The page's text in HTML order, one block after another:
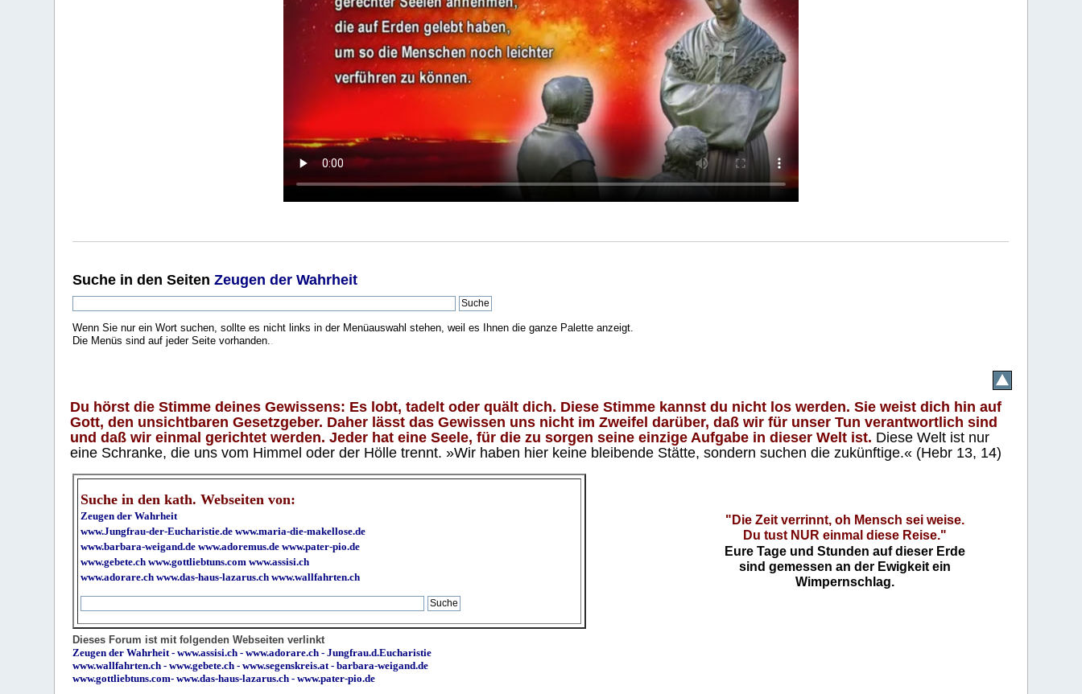
Suche in den SeitenZeugen der Wahrheit
Wenn Sie nur ein Wort suchen, sollte es nicht links in der Menüauswahl stehen, weil es Ihnen die ganze Palette anzeigt.
Die Menüs sind auf jeder Seite vorhanden..
Du hörst die Stimme deines Gewissens: Es lobt, tadelt oder quält dich. Diese Stimme kannst du nicht los werden. Sie weist dich hin auf
Gott, den unsichtbaren Gesetzgeber. Daher lässt das Gewissen uns nicht im Zweifel darüber, daß wir für unser Tun verantwortlich sind
und daß wir einmal gerichtet werden. Jeder hat eine Seele, für die zu sorgen seine einzige Aufgabe in dieser Welt ist. Diese Welt ist nur
eine Schranke, die uns vom Himmel oder der Hölle trennt. »Wir haben hier keine bleibende Stätte, sondern suchen die zukünftige.« (Hebr 13, 14)
Suche in den kath. Webseiten von:
Zeugen der Wahrheit
www.Jungfrau-der-Eucharistie.de www.maria-die-makellose.de
www.barbara-weigand.de www.adoremus.de www.pater-pio.de
www.gebete.ch www.gottliebtuns.com www.assisi.ch
www.adorare.ch www.das-haus-lazarus.ch www.wallfahrten.ch
"Die Zeit verrinnt, oh Mensch sei weise.
Du tust NUR einmal diese Reise."
Eure Tage und Stunden auf dieser Erde
sind gemessen an der Ewigkeit ein
Wimpernschlag.
Dieses Forum ist mit folgenden Webseiten verlinkt
Zeugen der Wahrheit-www.assisi.ch -www.adorare.ch -Jungfrau.d.Eucharistie
www.wallfahrten.ch -www.gebete.ch -www.segenskreis.at-barbara-weigand.de
www.gottliebtuns.com-www.das-haus-lazarus.ch - www.pater-pio.de